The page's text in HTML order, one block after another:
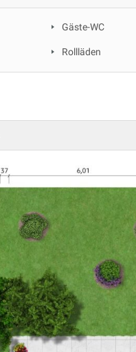
Gäste-WC
Rollläden